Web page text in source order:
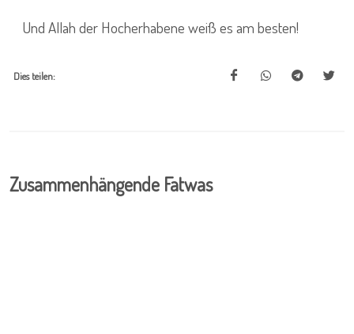
Und Allah der Hocherhabene weiß es am besten!
Dies teilen:
Zusammenhängende Fatwas